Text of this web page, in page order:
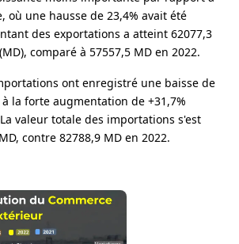
où une hausse de 23,4% avait été
des exportations a atteint 62077,3
comparé à 57557,5 MD en 2022.
ont enregistré une baisse de
à la forte augmentation de +31,7%
valeur totale des importations s'est
contre 82788,9 MD en 2022.